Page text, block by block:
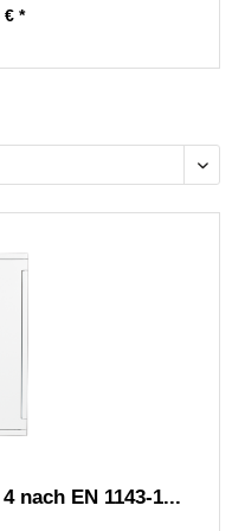
€ *
nach EN 1143-1...